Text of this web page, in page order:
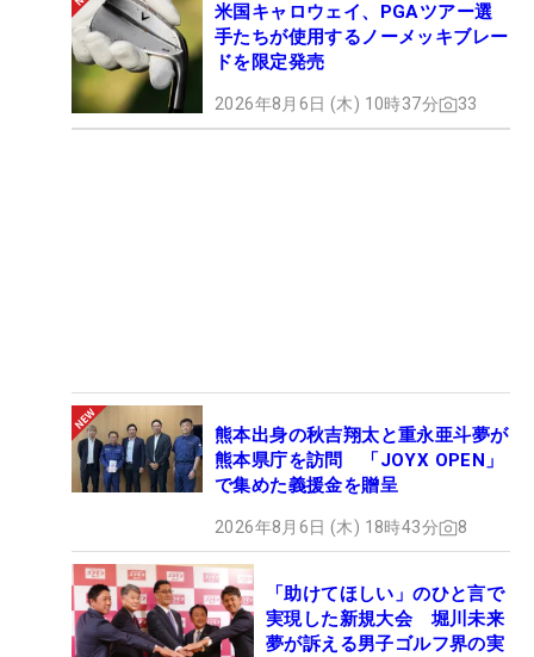
米国キャロウェイ、PGAツアー選
手たちが使用するノーメッキブレー
ドを限定発売
2026年8月6日 (木) 10時37分 33
熊本出身の秋吉翔太と重永亜斗夢が
熊本県庁を訪問 「JOYX OPEN」
で集めた義援金を贈呈
2026年8月6日 (木) 18時43分 8
「助けてほしい」のひと言で
実現した新規大会 堀川未来
夢が訴える男子ゴルフ界の実